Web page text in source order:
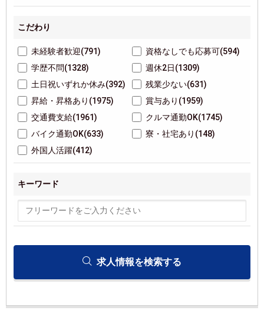
こだわり
未経験者歓迎(791)
資格なしでも応募可(594)
学歴不問(1328)
週休2日(1309)
土日祝いずれか休み(392)
残業少ない(631)
昇給・昇格あり(1975)
賞与あり(1959)
交通費支給(1961)
クルマ通勤OK(1745)
バイク通勤OK(633)
寮・社宅あり(148)
外国人活躍(412)
キーワード
求人情報を検索する